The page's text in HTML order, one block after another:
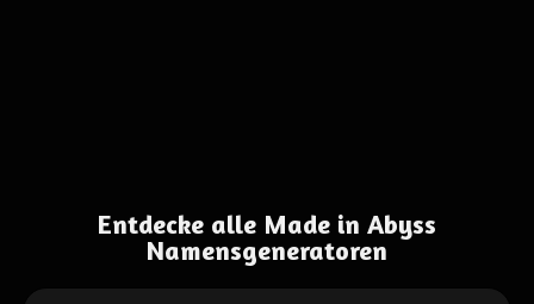
Entdecke alle Made in Abyss
Namensgeneratoren